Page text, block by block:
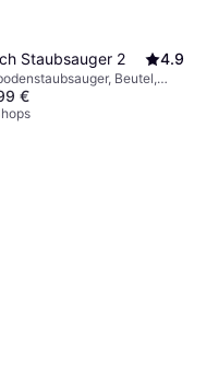
Staubsauger 2 4.9
Beutel,
€